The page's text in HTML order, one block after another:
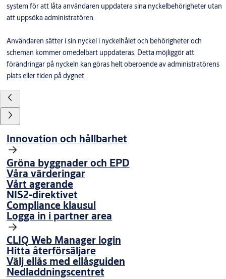
system för att låta användaren uppdatera sina nyckelbehörigheter utan
att uppsöka administratören.
Användaren sätter i sin nyckel i nyckelhålet och behörigheter och
scheman kommer omedelbart uppdateras. Detta möjliggör att
förändringar på nyckeln kan göras helt oberoende av administratörens
plats eller tiden på dygnet.
Innovation och hållbarhet
Gröna byggnader och EPD
Våra värderingar
Vårt agerande
NIS2-direktivet
Compliance klausul
Logga in i partner area
CLIQ Web Manager login
Hitta återförsäljare
Välj ellås med ellåsguiden
Nedladdningscentret